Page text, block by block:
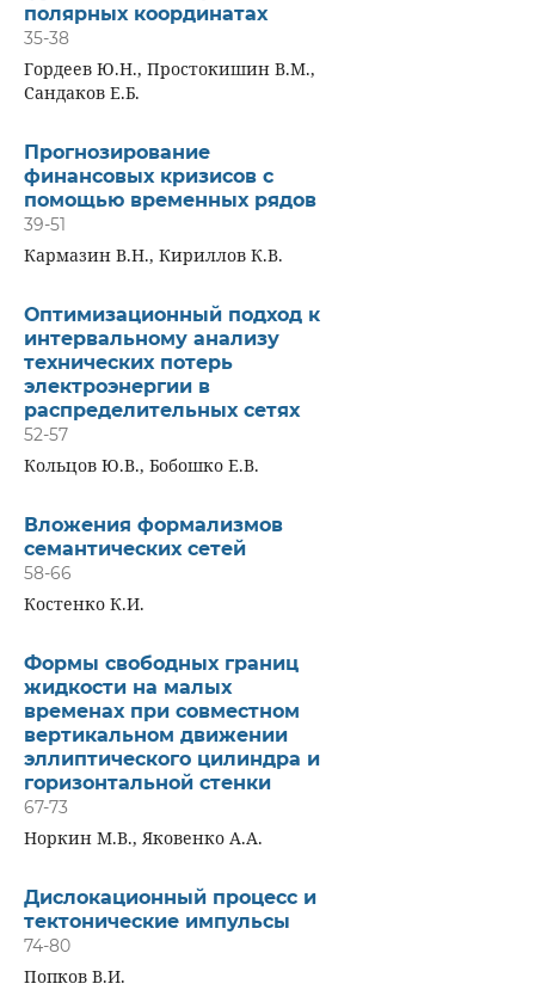
полярных координатах
35-38
Гордеев Ю.Н., Простокишин В.М.,
Сандаков Е.Б.
Прогнозирование
финансовых кризисов с
помощью временных рядов
39-51
Кармазин В.Н., Кириллов К.В.
Оптимизационный подход к
интервальному анализу
технических потерь
электроэнергии в
распределительных сетях
52-57
Кольцов Ю.В., Бобошко Е.В.
Вложения формализмов
семантических сетей
58-66
Костенко К.И.
Формы свободных границ
жидкости на малых
временах при совместном
вертикальном движении
эллиптического цилиндра и
горизонтальной стенки
67-73
Норкин М.В., Яковенко А.А.
Дислокационный процесс и
тектонические импульсы
74-80
Попков В.И.